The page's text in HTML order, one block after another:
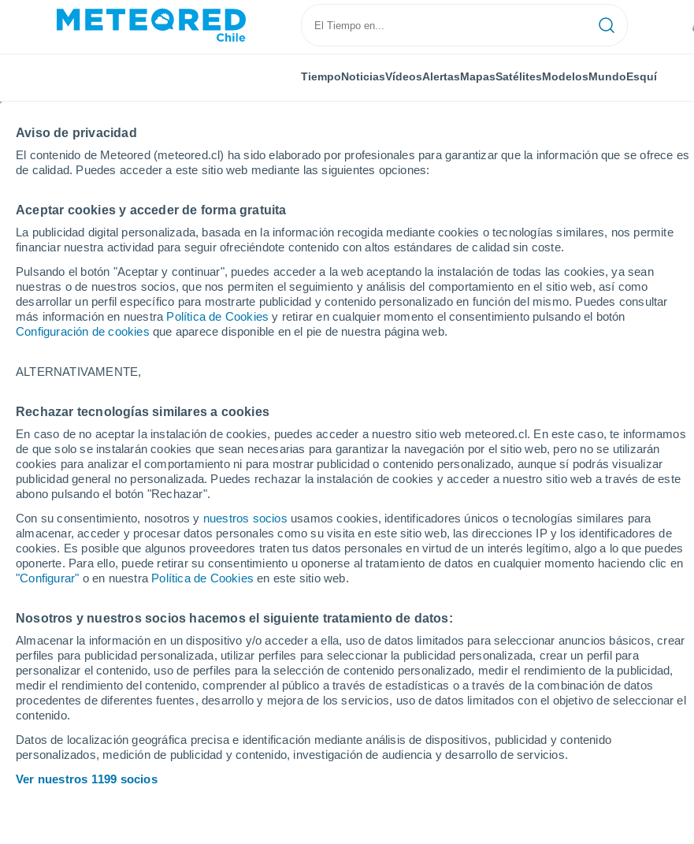
Aviso de privacidad
El contenido de Meteored (meteored.cl) ha sido elaborado por profesionales para garantizar que la información que se ofrece es
de calidad. Puedes acceder a este sitio web mediante las siguientes opciones:
Aceptar cookies y acceder de forma gratuita
La publicidad digital personalizada, basada en la información recogida mediante cookies o tecnologías similares, nos permite
financiar nuestra actividad para seguir ofreciéndote contenido con altos estándares de calidad sin coste.
Pulsando el botón "Aceptar y continuar", puedes acceder a la web aceptando la instalación de todas las cookies, ya sean
nuestras o de nuestros socios, que nos permiten el seguimiento y análisis del comportamiento en el sitio web, así como
desarrollar un perfil específico para mostrarte publicidad y contenido personalizado en función del mismo. Puedes consultar
más información en nuestra Política de Cookies y retirar en cualquier momento el consentimiento pulsando el botón
Configuración de cookies que aparece disponible en el pie de nuestra página web.
ALTERNATIVAMENTE,
Rechazar tecnologías similares a cookies
En caso de no aceptar la instalación de cookies, puedes acceder a nuestro sitio web meteored.cl. En este caso, te informamos
de que solo se instalarán cookies que sean necesarias para garantizar la navegación por el sitio web, pero no se utilizarán
cookies para analizar el comportamiento ni para mostrar publicidad o contenido personalizado, aunque sí podrás visualizar
publicidad general no personalizada. Puedes rechazar la instalación de cookies y acceder a nuestro sitio web a través de este
abono pulsando el botón "Rechazar".
Con su consentimiento, nosotros y nuestros socios usamos cookies, identificadores únicos o tecnologías similares para
almacenar, acceder y procesar datos personales como su visita en este sitio web, las direcciones IP y los identificadores de
cookies. Es posible que algunos proveedores traten tus datos personales en virtud de un interés legítimo, algo a lo que puedes
oponerte. Para ello, puede retirar su consentimiento u oponerse al tratamiento de datos en cualquier momento haciendo clic en
"Configurar" o en nuestra Política de Cookies en este sitio web.
Nosotros y nuestros socios hacemos el siguiente tratamiento de datos:
Almacenar la información en un dispositivo y/o acceder a ella, uso de datos limitados para seleccionar anuncios básicos, crear
perfiles para publicidad personalizada, utilizar perfiles para seleccionar la publicidad personalizada, crear un perfil para
personalizar el contenido, uso de perfiles para la selección de contenido personalizado, medir el rendimiento de la publicidad,
medir el rendimiento del contenido, comprender al público a través de estadísticas o a través de la combinación de datos
procedentes de diferentes fuentes, desarrollo y mejora de los servicios, uso de datos limitados con el objetivo de seleccionar el
contenido.
Datos de localización geográfica precisa e identificación mediante análisis de dispositivos, publicidad y contenido
personalizados, medición de publicidad y contenido, investigación de audiencia y desarrollo de servicios.
Ver nuestros 1199 socios
TiempoNoticiasVídeosAlertasMapasSatélitesModelosMundoEsquí
"Rachas de viento superiores a los 40 km/h":
Gran Concepción a la espera de lluvias por la
llegada de un sistema frontal
A preparar las sopaipillas, los calzones rotos, el mate y mucho más, porque la
Región de Biobío y el Gran Concepción tendrán una visita meteorológica durante
los próximos días. Conoce el pronóstico de lluvias y viento para tu comuna.
Reina Campos Caba